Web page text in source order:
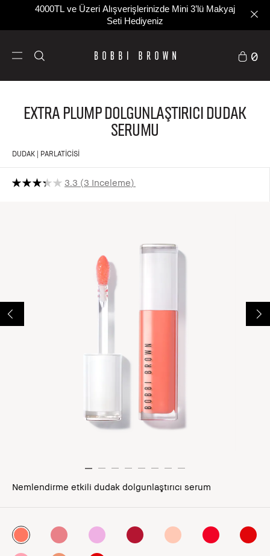
4000TL ve Üzeri Alışverişlerinizde Mini 3’lü Makyaj
Seti Hediyeniz
0
Extra Plump Dolgunlaştırıcı Dudak
Serumu
DUDAK | PARLATICISI
3.3 3 Inceleme
Nemlendirme etkili dudak dolgunlaştırıcı serum